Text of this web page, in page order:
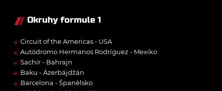
Okruhy formule 1
→ Circuit of the Americas - USA
→ Autódromo Hermanos Rodríguez - Mexiko
→ Sachír - Bahrajn
→ Baku - Ázerbájdžán
→ Barcelona - Španělsko